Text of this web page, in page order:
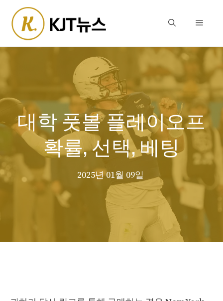
content
Menu
대학 풋볼 플레이오프
확률, 선택, 베팅
2025년 01월 09일